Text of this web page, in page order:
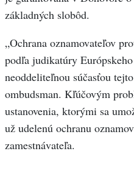
základných slobôd.
„Ochrana oznamovateľov
podľa judikatúry
neoddeliteľnou súčasťou
ombudsman. Kľúčovým
ustanovenia, ktorými sa
už udelenú ochranu
zamestnávateľa.